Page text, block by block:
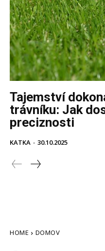
Tajemství
trávníku: Jak
preciznosti
KATKA - 30.10.2025